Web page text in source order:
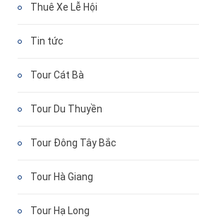
Thuê Xe Lễ Hội
Tin tức
Tour Cát Bà
Tour Du Thuyền
Tour Đông Tây Bắc
Tour Hà Giang
Tour Hạ Long